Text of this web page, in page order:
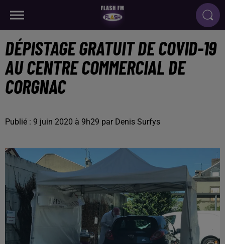
DÉPISTAGE GRATUIT DE COVID-19
AU CENTRE COMMERCIAL DE
CORGNAC
Publié : 9 juin 2020 à 9h29 par Denis Surfys